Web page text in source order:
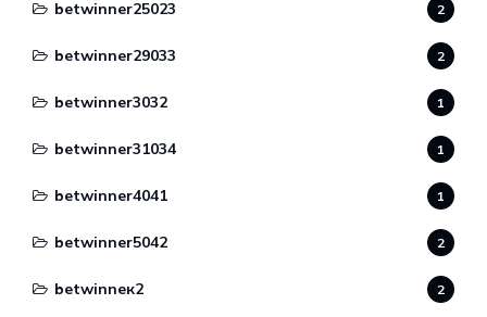
betwinner25023 2
betwinner29033 2
betwinner3032 1
betwinner31034 1
betwinner4041 1
betwinner5042 2
betwinneк2 2